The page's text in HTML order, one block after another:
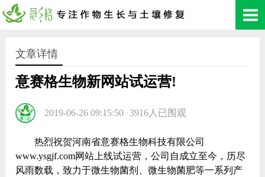
文章详情
意赛格生物新网站试运营!
2019-06-26 09:15:50 3916人已围观
热烈祝贺河南省意赛格生物科技有限公司
www.ysgjf.com网站上线试运营，公司自成立至今，历尽
风雨数载，致力于微生物菌剂、微生物菌肥等一系列产